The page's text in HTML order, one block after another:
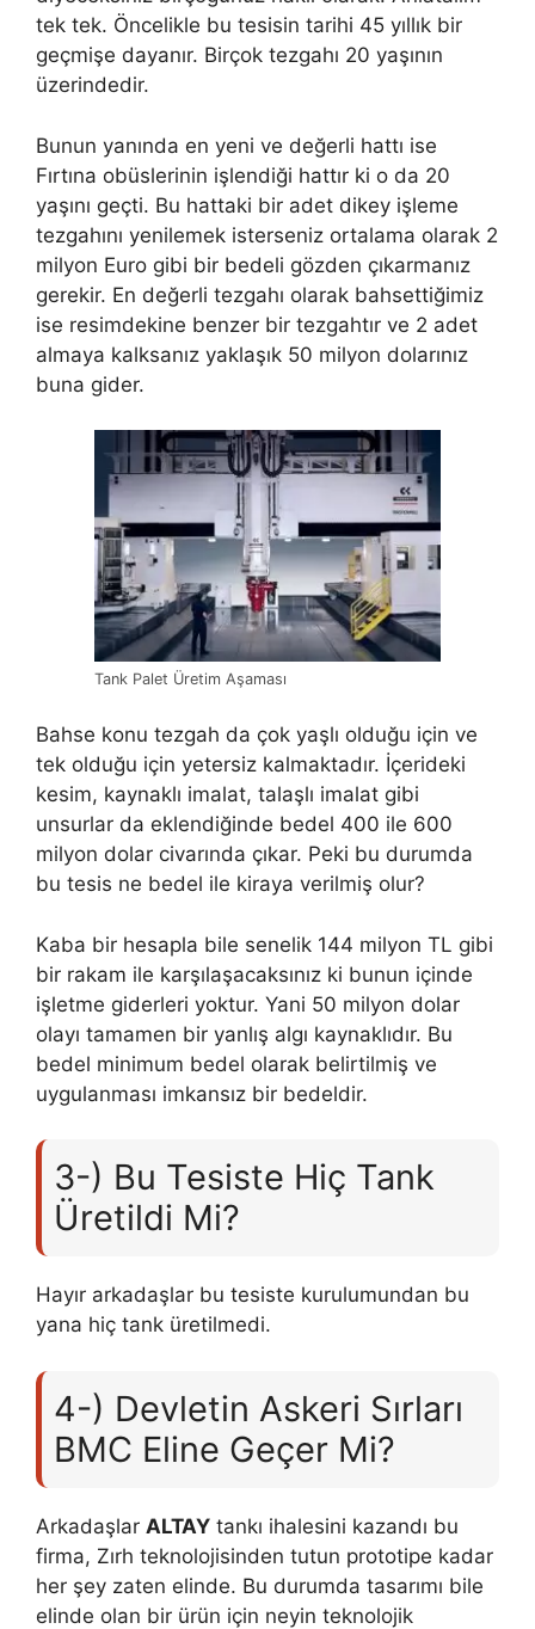
tek tek. Öncelikle bu tesisin tarihi 45 yıllık bir
geçmişe dayanır. Birçok tezgahı 20 yaşının
üzerindedir.
Bunun yanında en yeni ve değerli hattı ise
Fırtına obüslerinin işlendiği hattır ki o da 20
yaşını geçti. Bu hattaki bir adet dikey işleme
tezgahını yenilemek isterseniz ortalama olarak 2
milyon Euro gibi bir bedeli gözden çıkarmanız
gerekir. En değerli tezgahı olarak bahsettiğimiz
ise resimdekine benzer bir tezgahtır ve 2 adet
almaya kalksanız yaklaşık 50 milyon dolarınız
buna gider.
Tank Palet Üretim Aşaması
Bahse konu tezgah da çok yaşlı olduğu için ve
tek olduğu için yetersiz kalmaktadır. İçerideki
kesim, kaynaklı imalat, talaşlı imalat gibi
unsurlar da eklendiğinde bedel 400 ile 600
milyon dolar civarında çıkar. Peki bu durumda
bu tesis ne bedel ile kiraya verilmiş olur?
Kaba bir hesapla bile senelik 144 milyon TL gibi
bir rakam ile karşılaşacaksınız ki bunun içinde
işletme giderleri yoktur. Yani 50 milyon dolar
olayı tamamen bir yanlış algı kaynaklıdır. Bu
bedel minimum bedel olarak belirtilmiş ve
uygulanması imkansız bir bedeldir.
3-) Bu Tesiste Hiç Tank
Üretildi Mi?
Hayır arkadaşlar bu tesiste kurulumundan bu
yana hiç tank üretilmedi.
4-) Devletin Askeri Sırları
BMC Eline Geçer Mi?
Arkadaşlar ALTAY tankı ihalesini kazandı bu
firma, Zırh teknolojisinden tutun prototipe kadar
her şey zaten elinde. Bu durumda tasarımı bile
elinde olan bir ürün için neyin teknolojik